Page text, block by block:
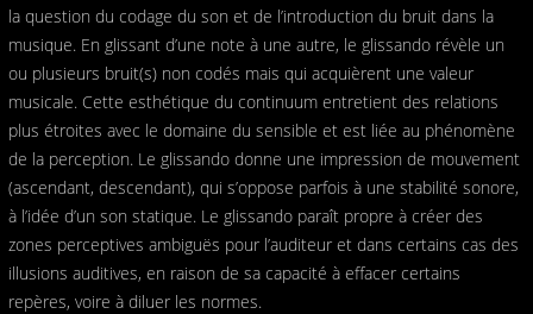
la question du codage du son et de l’introduction du bruit dans la
musique. En glissant d’une note à une autre, le glissando révèle un
ou plusieurs bruit(s) non codés mais qui acquièrent une valeur
musicale. Cette esthétique du continuum entretient des relations
plus étroites avec le domaine du sensible et est liée au phénomène
de la perception. Le glissando donne une impression de mouvement
(ascendant, descendant), qui s’oppose parfois à une stabilité sonore,
à l’idée d’un son statique. Le glissando paraît propre à créer des
zones perceptives ambiguës pour l’auditeur et dans certains cas des
illusions auditives, en raison de sa capacité à effacer certains
repères, voire à diluer les normes.